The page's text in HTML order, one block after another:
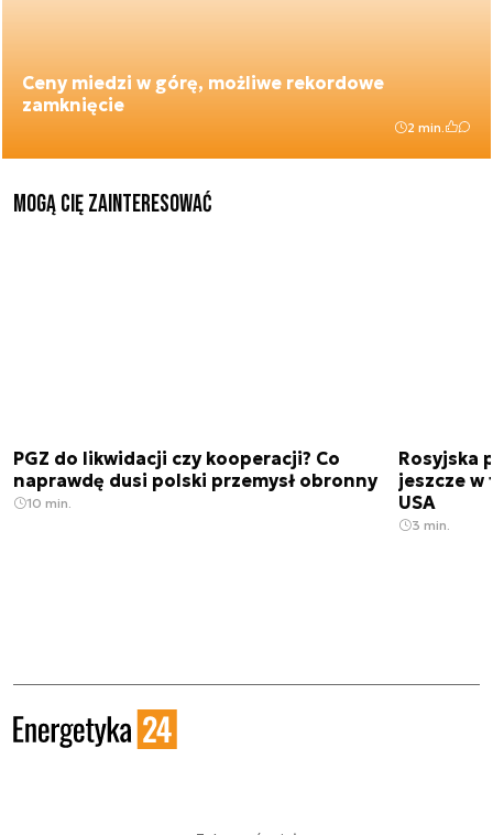
Ceny miedzi w górę, możliwe rekordowe
zamknięcie
2 min.
Mogą Cię zainteresować
PGZ do likwidacji czy kooperacji? Co
naprawdę dusi polski przemysł obronny
10 min.
Rosyjska
jeszcze w
USA
3 min.